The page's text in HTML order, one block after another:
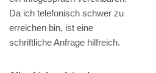
Da ich telefonisch schwer zu
erreichen bin, ist eine
schriftliche Anfrage hilfreich.